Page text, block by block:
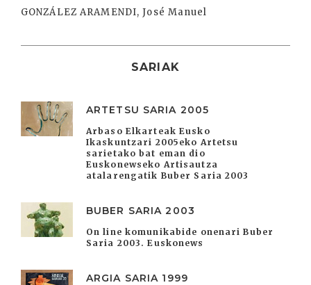
GONZÁLEZ ARAMENDI, José Manuel
SARIAK
ARTETSU SARIA 2005
Arbaso Elkarteak Eusko
Ikaskuntzari 2005eko Artetsu
sarietako bat eman dio
Euskonewseko Artisautza
atalarengatik Buber Saria 2003
BUBER SARIA 2003
On line komunikabide onenari Buber
Saria 2003. Euskonews
ARGIA SARIA 1999